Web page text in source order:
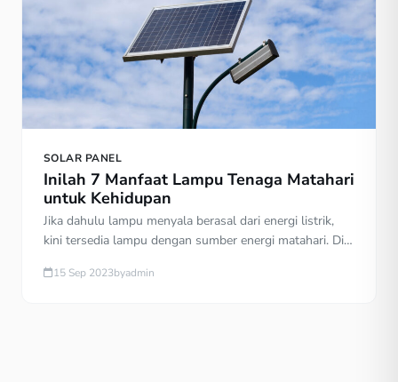
SOLAR PANEL
Inilah 7 Manfaat Lampu Tenaga Matahari
untuk Kehidupan
Jika dahulu lampu menyala berasal dari energi listrik,
kini tersedia lampu dengan sumber energi matahari. Di
surya bermanfaat untuk penerangan sebagai pengganti
15 Sep 2023byadmin